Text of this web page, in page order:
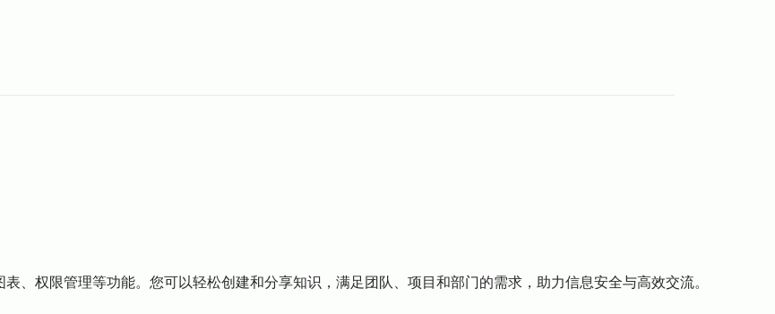
、权限管理等功能。您可以轻松创建和分享知识，满足团队、项目和部门的需求，助力信息安全与高效交流。